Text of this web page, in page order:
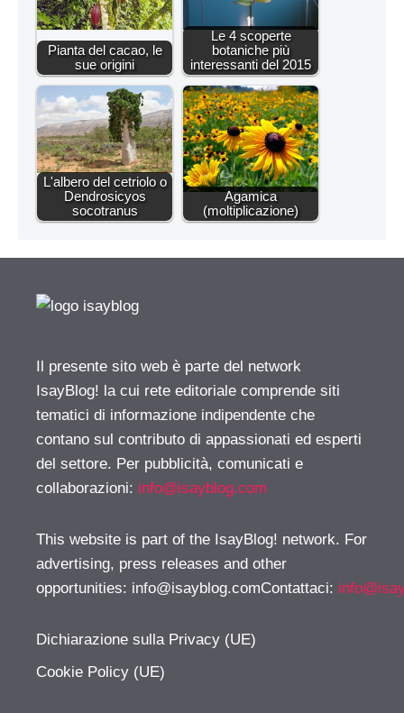
Pianta del cacao, le
sue origini
Le 4 scoperte
botaniche più
interessanti del 2015
L'albero del cetriolo o
Dendrosicyos
socotranus
Agamica
(moltiplicazione)
Il presente sito web è parte del network
IsayBlog! la cui rete editoriale comprende siti
tematici di informazione indipendente che
contano sul contributo di appassionati ed esperti
del settore. Per pubblicità, comunicati e
collaborazioni: info@isayblog.com
This website is part of the IsayBlog! network. For
advertising, press releases and other
opportunities: info@isayblog.comContattaci:
Dichiarazione sulla Privacy (UE)
Cookie Policy (UE)